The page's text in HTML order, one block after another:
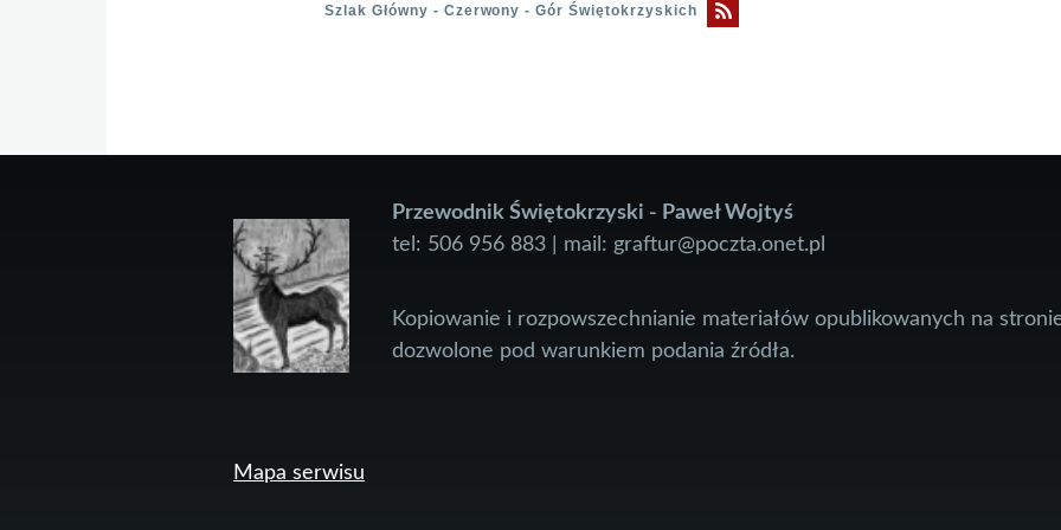
Szlak Główny - Czerwony - Gór Świętokrzyskich
Przewodnik Świętokrzyski - Paweł Wojtyś
tel: 506 956 883 | mail: graftur@poczta.onet.pl
Kopiowanie i rozpowszechnianie materiałów opublikowanych na
dozwolone pod warunkiem podania źródła.
Mapa serwisu